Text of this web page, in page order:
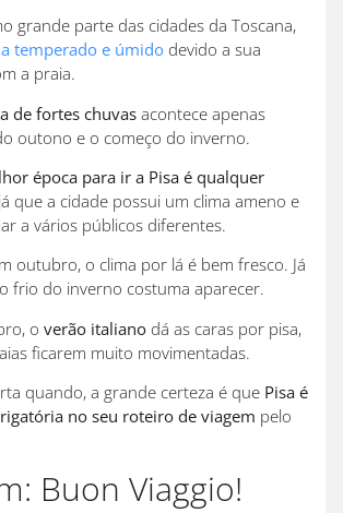
grande parte das cidades da Toscana,
temperado e úmido devido a sua
a praia.
de fortes chuvas acontece apenas
outono e o começo do inverno.
época para ir a Pisa é qualquer
que a cidade possui um clima ameno e
a vários públicos diferentes.
outubro, o clima por lá é bem fresco. Já
frio do inverno costuma aparecer.
o verão italiano dá as caras por pisa,
ficarem muito movimentadas.
quando, a grande certeza é que Pisa é
no seu roteiro de viagem pelo
Buon Viaggio!